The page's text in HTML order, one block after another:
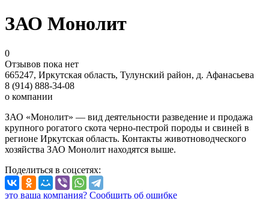
ЗАО Монолит
0
Отзывов пока нет
665247, Иркутская область, Тулунский район, д. Афанасьева
8 (914) 888-34-08
о компании
ЗАО «Монолит» — вид деятельности разведение и продажа
крупного рогатого скота черно-пестрой породы и свиней в
регионе Иркутская область. Контакты животноводческого
хозяйства ЗАО Монолит находятся выше.
Поделиться в соцсетях:
это ваша компания? Сообщить об ошибке